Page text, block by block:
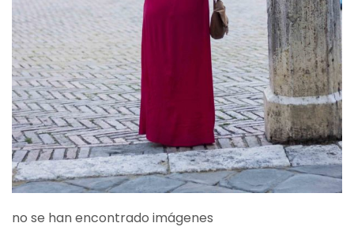
no se han encontrado imágenes